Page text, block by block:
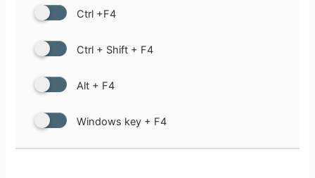
Ctrl +F4
Ctrl + Shift + F4
Alt + F4
Windows key + F4